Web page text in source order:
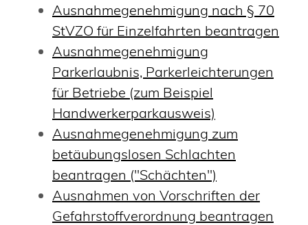
Ausnahmegenehmigung nach § 70
StVZO für Einzelfahrten beantragen
Ausnahmegenehmigung
Parkerlaubnis, Parkerleichterungen
für Betriebe (zum Beispiel
Handwerkerparkausweis)
Ausnahmegenehmigung zum
betäubungslosen Schlachten
beantragen ("Schächten")
Ausnahmen von Vorschriften der
Gefahrstoffverordnung beantragen